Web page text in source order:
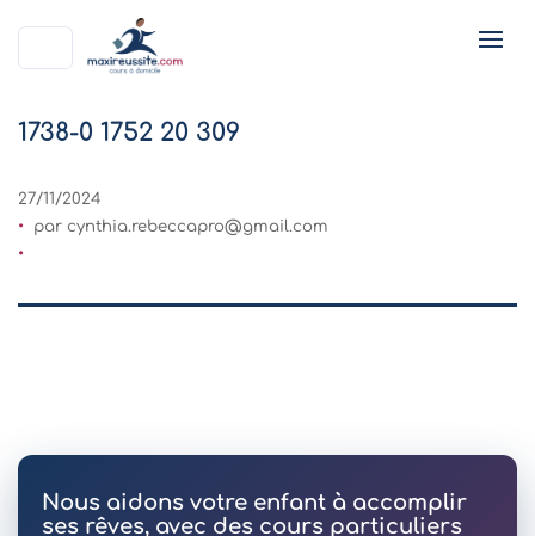
1738-0 1752 20 309
27/11/2024
par cynthia.rebeccapro@gmail.com
Nous aidons votre enfant à accomplir
ses rêves, avec des cours particuliers